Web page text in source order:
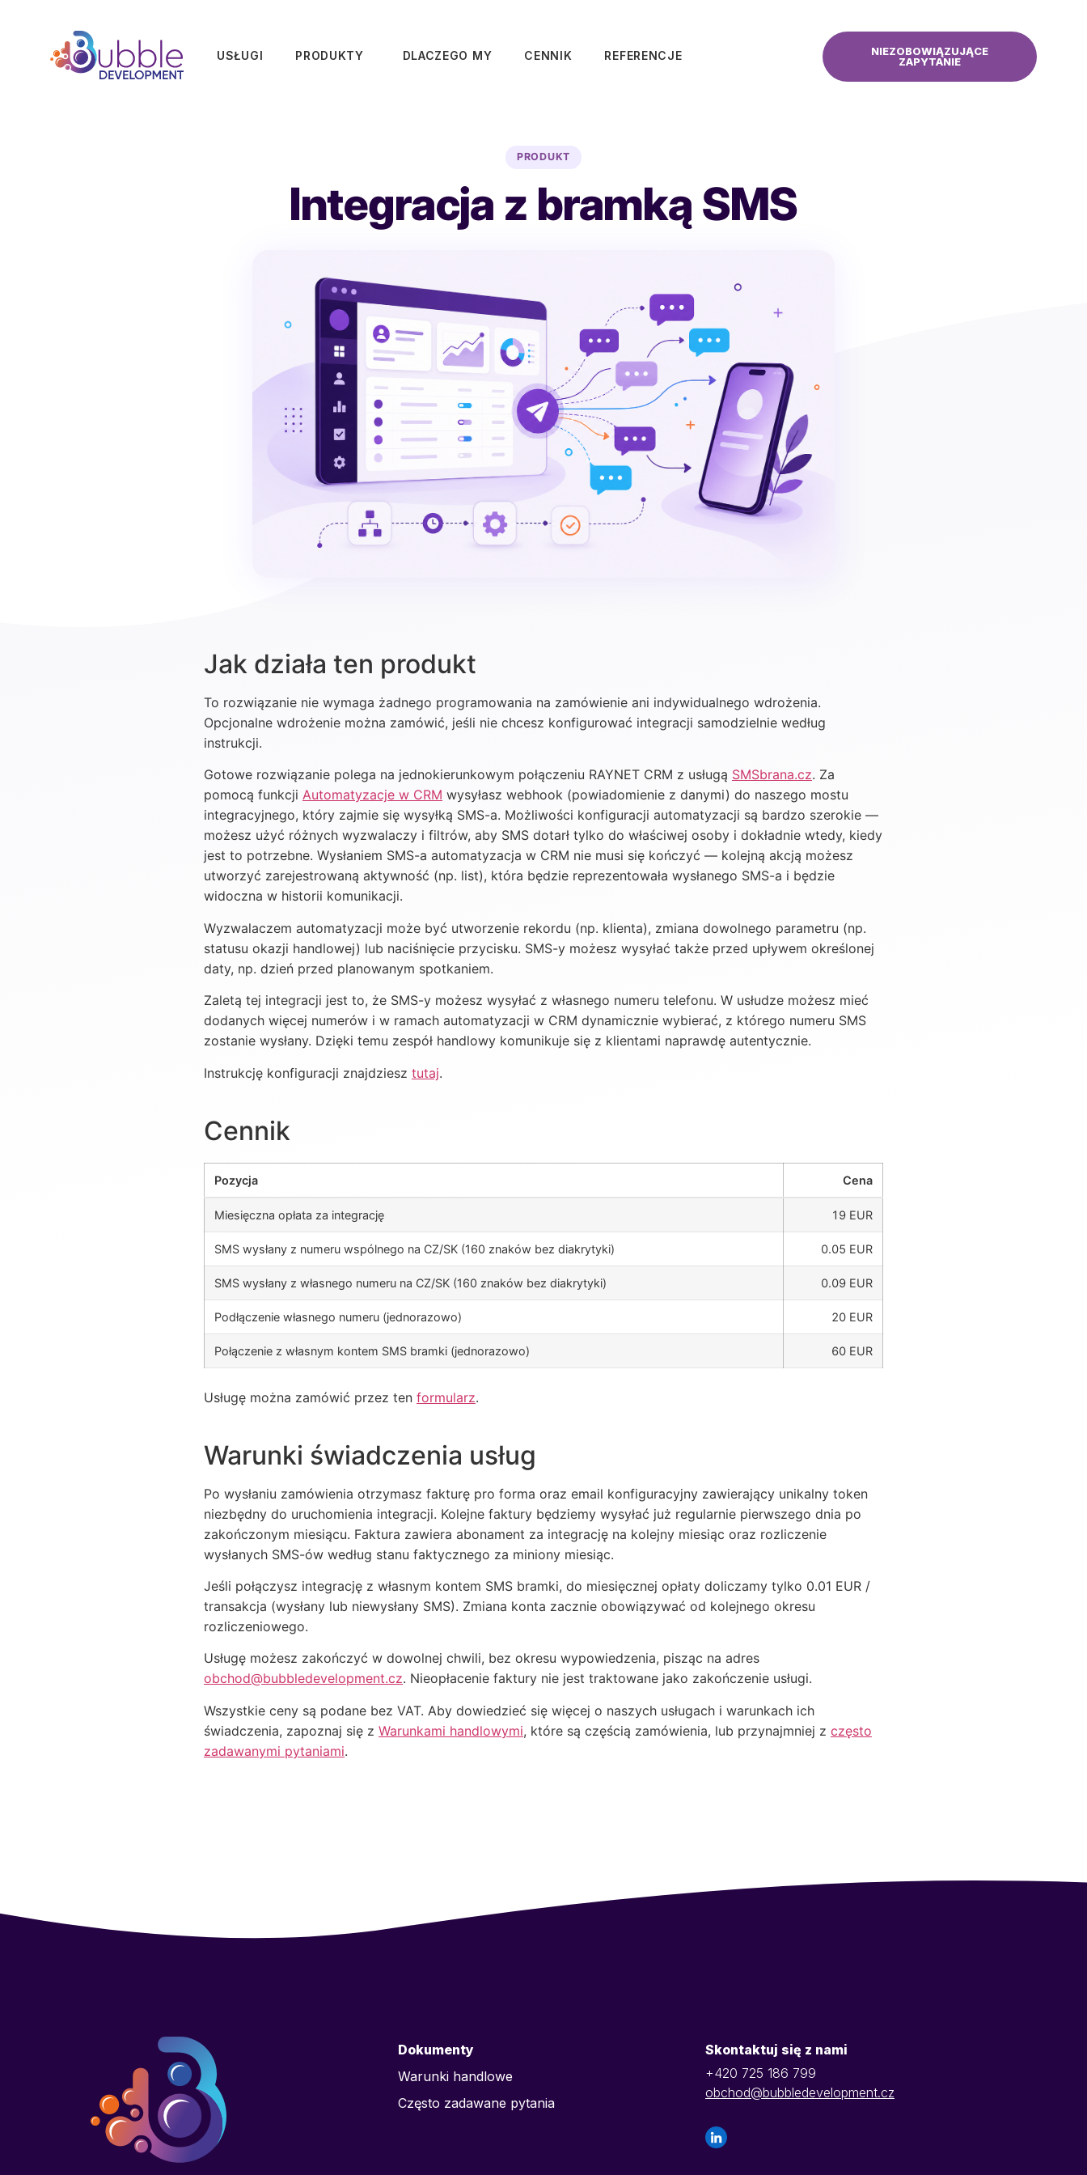
USŁUGI PRODUKTY DLACZEGO MY CENNIK REFERENCJE
NIEZOBOWIĄZUJĄCE
ZAPYTANIE
PRODUKT
Integracja z bramką SMS
Jak działa ten produkt
To rozwiązanie nie wymaga żadnego programowania na zamówienie ani indywidualnego wdrożenia.
Opcjonalne wdrożenie można zamówić, jeśli nie chcesz konfigurować integracji samodzielnie według
instrukcji.
Gotowe rozwiązanie polega na jednokierunkowym połączeniu RAYNET CRM z usługą SMSbrana.cz. Za
pomocą funkcji Automatyzacje w CRM wysyłasz webhook (powiadomienie z danymi) do naszego mostu
integracyjnego, który zajmie się wysyłką SMS-a. Możliwości konfiguracji automatyzacji są bardzo szerokie —
możesz użyć różnych wyzwalaczy i filtrów, aby SMS dotarł tylko do właściwej osoby i dokładnie wtedy, kiedy
jest to potrzebne. Wysłaniem SMS-a automatyzacja w CRM nie musi się kończyć — kolejną akcją możesz
utworzyć zarejestrowaną aktywność (np. list), która będzie reprezentowała wysłanego SMS-a i będzie
widoczna w historii komunikacji.
Wyzwalaczem automatyzacji może być utworzenie rekordu (np. klienta), zmiana dowolnego parametru (np.
statusu okazji handlowej) lub naciśnięcie przycisku. SMS-y możesz wysyłać także przed upływem określonej
daty, np. dzień przed planowanym spotkaniem.
Zaletą tej integracji jest to, że SMS-y możesz wysyłać z własnego numeru telefonu. W usłudze możesz mieć
dodanych więcej numerów i w ramach automatyzacji w CRM dynamicznie wybierać, z którego numeru SMS
zostanie wysłany. Dzięki temu zespół handlowy komunikuje się z klientami naprawdę autentycznie.
Instrukcję konfiguracji znajdziesz tutaj.
Cennik
Pozycja Cena
Miesięczna opłata za integrację 19 EUR
SMS wysłany z numeru wspólnego na CZ/SK (160 znaków bez diakrytyki) 0.05 EUR
SMS wysłany z własnego numeru na CZ/SK (160 znaków bez diakrytyki) 0.09 EUR
Podłączenie własnego numeru (jednorazowo) 20 EUR
Połączenie z własnym kontem SMS bramki (jednorazowo) 60 EUR
Usługę można zamówić przez ten formularz.
Warunki świadczenia usług
Po wysłaniu zamówienia otrzymasz fakturę pro forma oraz email konfiguracyjny zawierający unikalny token
niezbędny do uruchomienia integracji. Kolejne faktury będziemy wysyłać już regularnie pierwszego dnia po
zakończonym miesiącu. Faktura zawiera abonament za integrację na kolejny miesiąc oraz rozliczenie
wysłanych SMS-ów według stanu faktycznego za miniony miesiąc.
Jeśli połączysz integrację z własnym kontem SMS bramki, do miesięcznej opłaty doliczamy tylko 0.01 EUR /
transakcja (wysłany lub niewysłany SMS). Zmiana konta zacznie obowiązywać od kolejnego okresu
rozliczeniowego.
Usługę możesz zakończyć w dowolnej chwili, bez okresu wypowiedzenia, pisząc na adres
obchod@bubbledevelopment.cz. Nieopłacenie faktury nie jest traktowane jako zakończenie usługi.
Wszystkie ceny są podane bez VAT. Aby dowiedzieć się więcej o naszych usługach i warunkach ich
świadczenia, zapoznaj się z Warunkami handlowymi, które są częścią zamówienia, lub przynajmniej z często
zadawanymi pytaniami.
Dokumenty
Warunki handlowe
Często zadawane pytania
Skontaktuj się z nami
+420 725 186 799
obchod@bubbledevelopment.cz